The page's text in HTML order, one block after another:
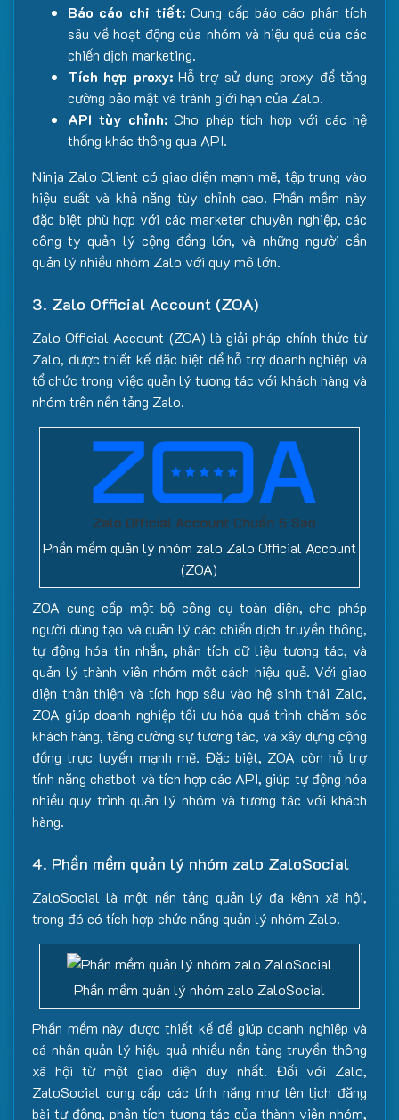
Báo cáo chi tiết: Cung cấp báo cáo phân tích
sâu về hoạt động của nhóm và hiệu quả của các
chiến dịch marketing.
Tích hợp proxy:Hỗ trợ sử dụng proxy để tăng
cường bảo mật và tránh giới hạn của Zalo.
API tùy chỉnh:Cho phép tích hợp với các hệ
thống khác thông qua API.
Ninja Zalo Client có giao diện mạnh mẽ, tập trung vào
hiệu suất và khả năng tùy chỉnh cao. Phần mềm này
đặc biệt phù hợp với các marketer chuyên nghiệp, các
công ty quản lý cộng đồng lớn, và những người cần
quản lý nhiều nhóm Zalo với quy mô lớn.
3. Zalo Official Account (ZOA)
Zalo Official Account (ZOA) là giải pháp chính thức từ
Zalo, được thiết kế đặc biệt để hỗ trợ doanh nghiệp và
tổ chức trong việc quản lý tương tác với khách hàng và
nhóm trên nền tảng Zalo.
Phần mềm quản lý nhóm zalo Zalo Official Account
(ZOA)
ZOA cung cấp một bộ công cụ toàn diện, cho phép
người dùng tạo và quản lý các chiến dịch truyền thông,
tự động hóa tin nhắn, phân tích dữ liệu tương tác, và
quản lý thành viên nhóm một cách hiệu quả. Với giao
diện thân thiện và tích hợp sâu vào hệ sinh thái Zalo,
ZOA giúp doanh nghiệp tối ưu hóa quá trình chăm sóc
khách hàng, tăng cường sự tương tác, và xây dựng cộng
đồng trực tuyến mạnh mẽ. Đặc biệt, ZOA còn hỗ trợ
tính năng chatbot và tích hợp các API, giúp tự động hóa
nhiều quy trình quản lý nhóm và tương tác với khách
hàng.
4. Phần mềm quản lý nhóm zalo ZaloSocial
ZaloSocial là một nền tảng quản lý đa kênh xã hội,
trong đó có tích hợp chức năng quản lý nhóm Zalo.
Phần mềm quản lý nhóm zalo ZaloSocial
Phần mềm này được thiết kế để giúp doanh nghiệp và
cá nhân quản lý hiệu quả nhiều nền tảng truyền thông
xã hội từ một giao diện duy nhất. Đối với Zalo,
ZaloSocial cung cấp các tính năng như lên lịch đăng
bài tự động, phân tích tương tác của thành viên nhóm,